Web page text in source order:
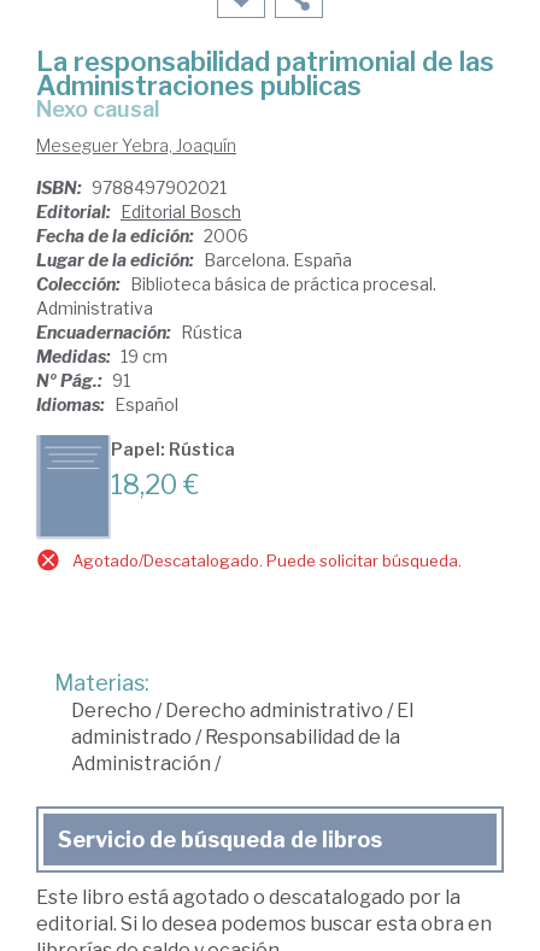
La responsabilidad patrimonial de las
Administraciones publicas
nexo causal
Meseguer Yebra, Joaquín
ISBN: 9788497902021
Editorial: Editorial Bosch
Fecha de la edición: 2006
Lugar de la edición: Barcelona. España
Colección: Biblioteca básica de práctica procesal.
Administrativa
Encuadernación: Rústica
Medidas: 19 cm
Nº Pág.: 91
Idiomas: Español
Papel: Rústica
18,20 €
Agotado/Descatalogado. Puede solicitar búsqueda.
Materias:
Derecho / Derecho administrativo / El
administrado / Responsabilidad de la
Administración /
Servicio de búsqueda de libros
Este libro está agotado o descatalogado por la
editorial. Si lo desea podemos buscar esta obra en